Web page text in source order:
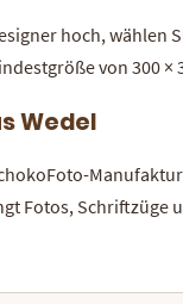
hoch, wählen
von 300 ×
Wedel
Fotos, Schriftzüge